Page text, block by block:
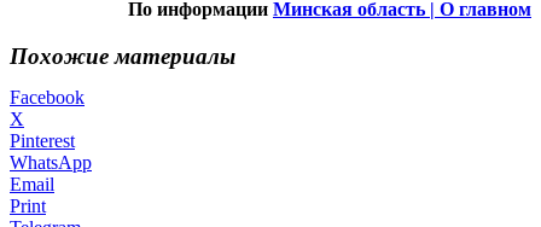
По информации Минская область | О главном
Похожие материалы
Facebook
X
Pinterest
WhatsApp
Email
Print